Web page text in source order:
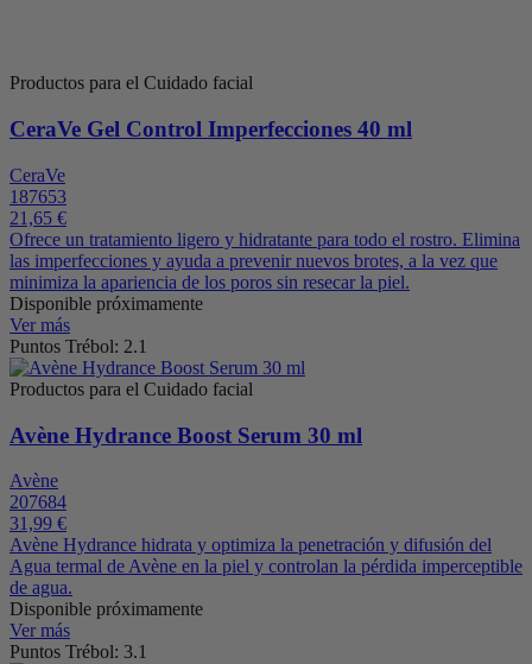
Productos para el Cuidado facial
CeraVe Gel Control Imperfecciones 40 ml
CeraVe
187653
21,65 €
Ofrece un tratamiento ligero y hidratante para todo el rostro. Elimina
las imperfecciones y ayuda a prevenir nuevos brotes, a la vez que
minimiza la apariencia de los poros sin resecar la piel.
Disponible próximamente
Ver más
Puntos Trébol: 2.1
Productos para el Cuidado facial
Avène Hydrance Boost Serum 30 ml
Avène
207684
31,99 €
Avène Hydrance hidrata y optimiza la penetración y difusión del
Agua termal de Avène en la piel y controlan la pérdida imperceptible
de agua.
Disponible próximamente
Ver más
Puntos Trébol: 3.1